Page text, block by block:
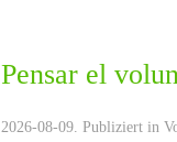
Pensar el
2026-08-09. Publiziert in